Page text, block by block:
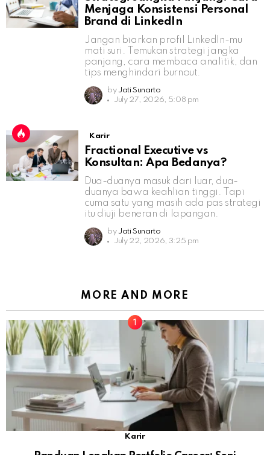
Menjaga Konsistensi Personal
Brand di LinkedIn
Jangan biarkan profil LinkedIn-mu
mati suri. Temukan strategi jangka
panjang, cara membaca analitik, dan
tips menghindari burnout.
by Jati Sunarto
July 27, 2026, 5:08 pm
Karir
Fractional Executive vs
Konsultan: Apa Bedanya?
Dua-duanya masuk dari luar, dua-
duanya bawa keahlian tinggi. Tapi
cuma satu yang masih ada pas strategi
itu diuji beneran di lapangan.
by Jati Sunarto
July 22, 2026, 3:25 pm
MORE AND MORE
Karir